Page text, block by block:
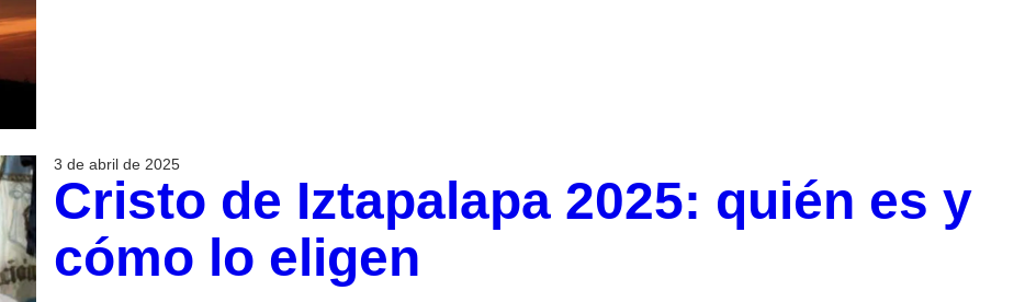
3 de abril de 2025
Cristo de Iztapalapa 2025: quién es y
cómo lo eligen